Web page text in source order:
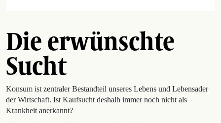
Die erwünschte
Sucht
Konsum ist zentraler Bestandteil unseres Lebens und Lebensader
der Wirtschaft. Ist Kaufsucht deshalb immer noch nicht als
Krankheit anerkannt?